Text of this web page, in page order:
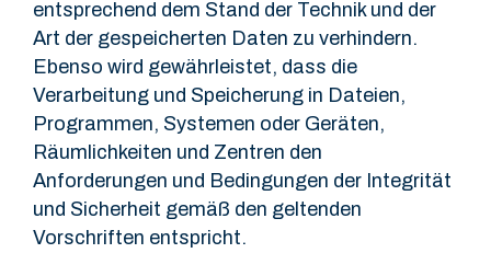
entsprechend dem Stand der Technik und der
Art der gespeicherten Daten zu verhindern.
Ebenso wird gewährleistet, dass die
Verarbeitung und Speicherung in Dateien,
Programmen, Systemen oder Geräten,
Räumlichkeiten und Zentren den
Anforderungen und Bedingungen der Integrität
und Sicherheit gemäß den geltenden
Vorschriften entspricht.